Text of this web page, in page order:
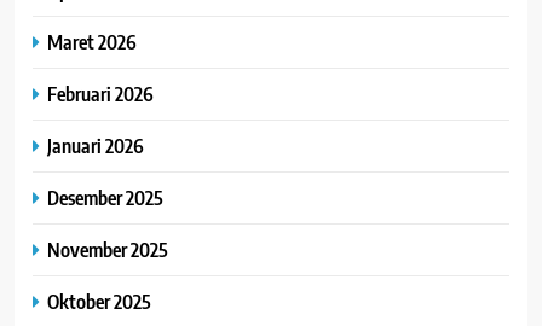
Maret 2026
Februari 2026
Januari 2026
Desember 2025
November 2025
Oktober 2025